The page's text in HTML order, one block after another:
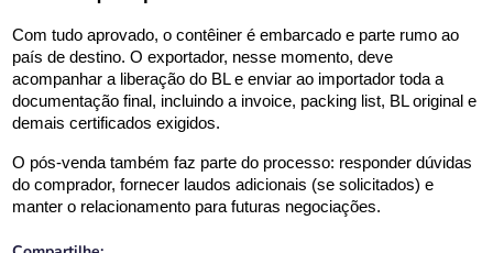
Com tudo aprovado, o contêiner é embarcado e parte rumo ao
país de destino. O exportador, nesse momento, deve
acompanhar a liberação do BL e enviar ao importador toda a
documentação final, incluindo a invoice, packing list, BL original e
demais certificados exigidos.
O pós-venda também faz parte do processo: responder dúvidas
do comprador, fornecer laudos adicionais (se solicitados) e
manter o relacionamento para futuras negociações.